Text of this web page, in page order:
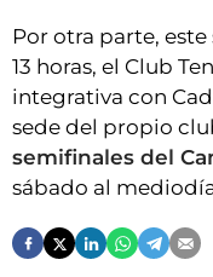
Por otra parte,
13 horas, el Club
integrativa con
sede del propio
semifinales del
sábado al